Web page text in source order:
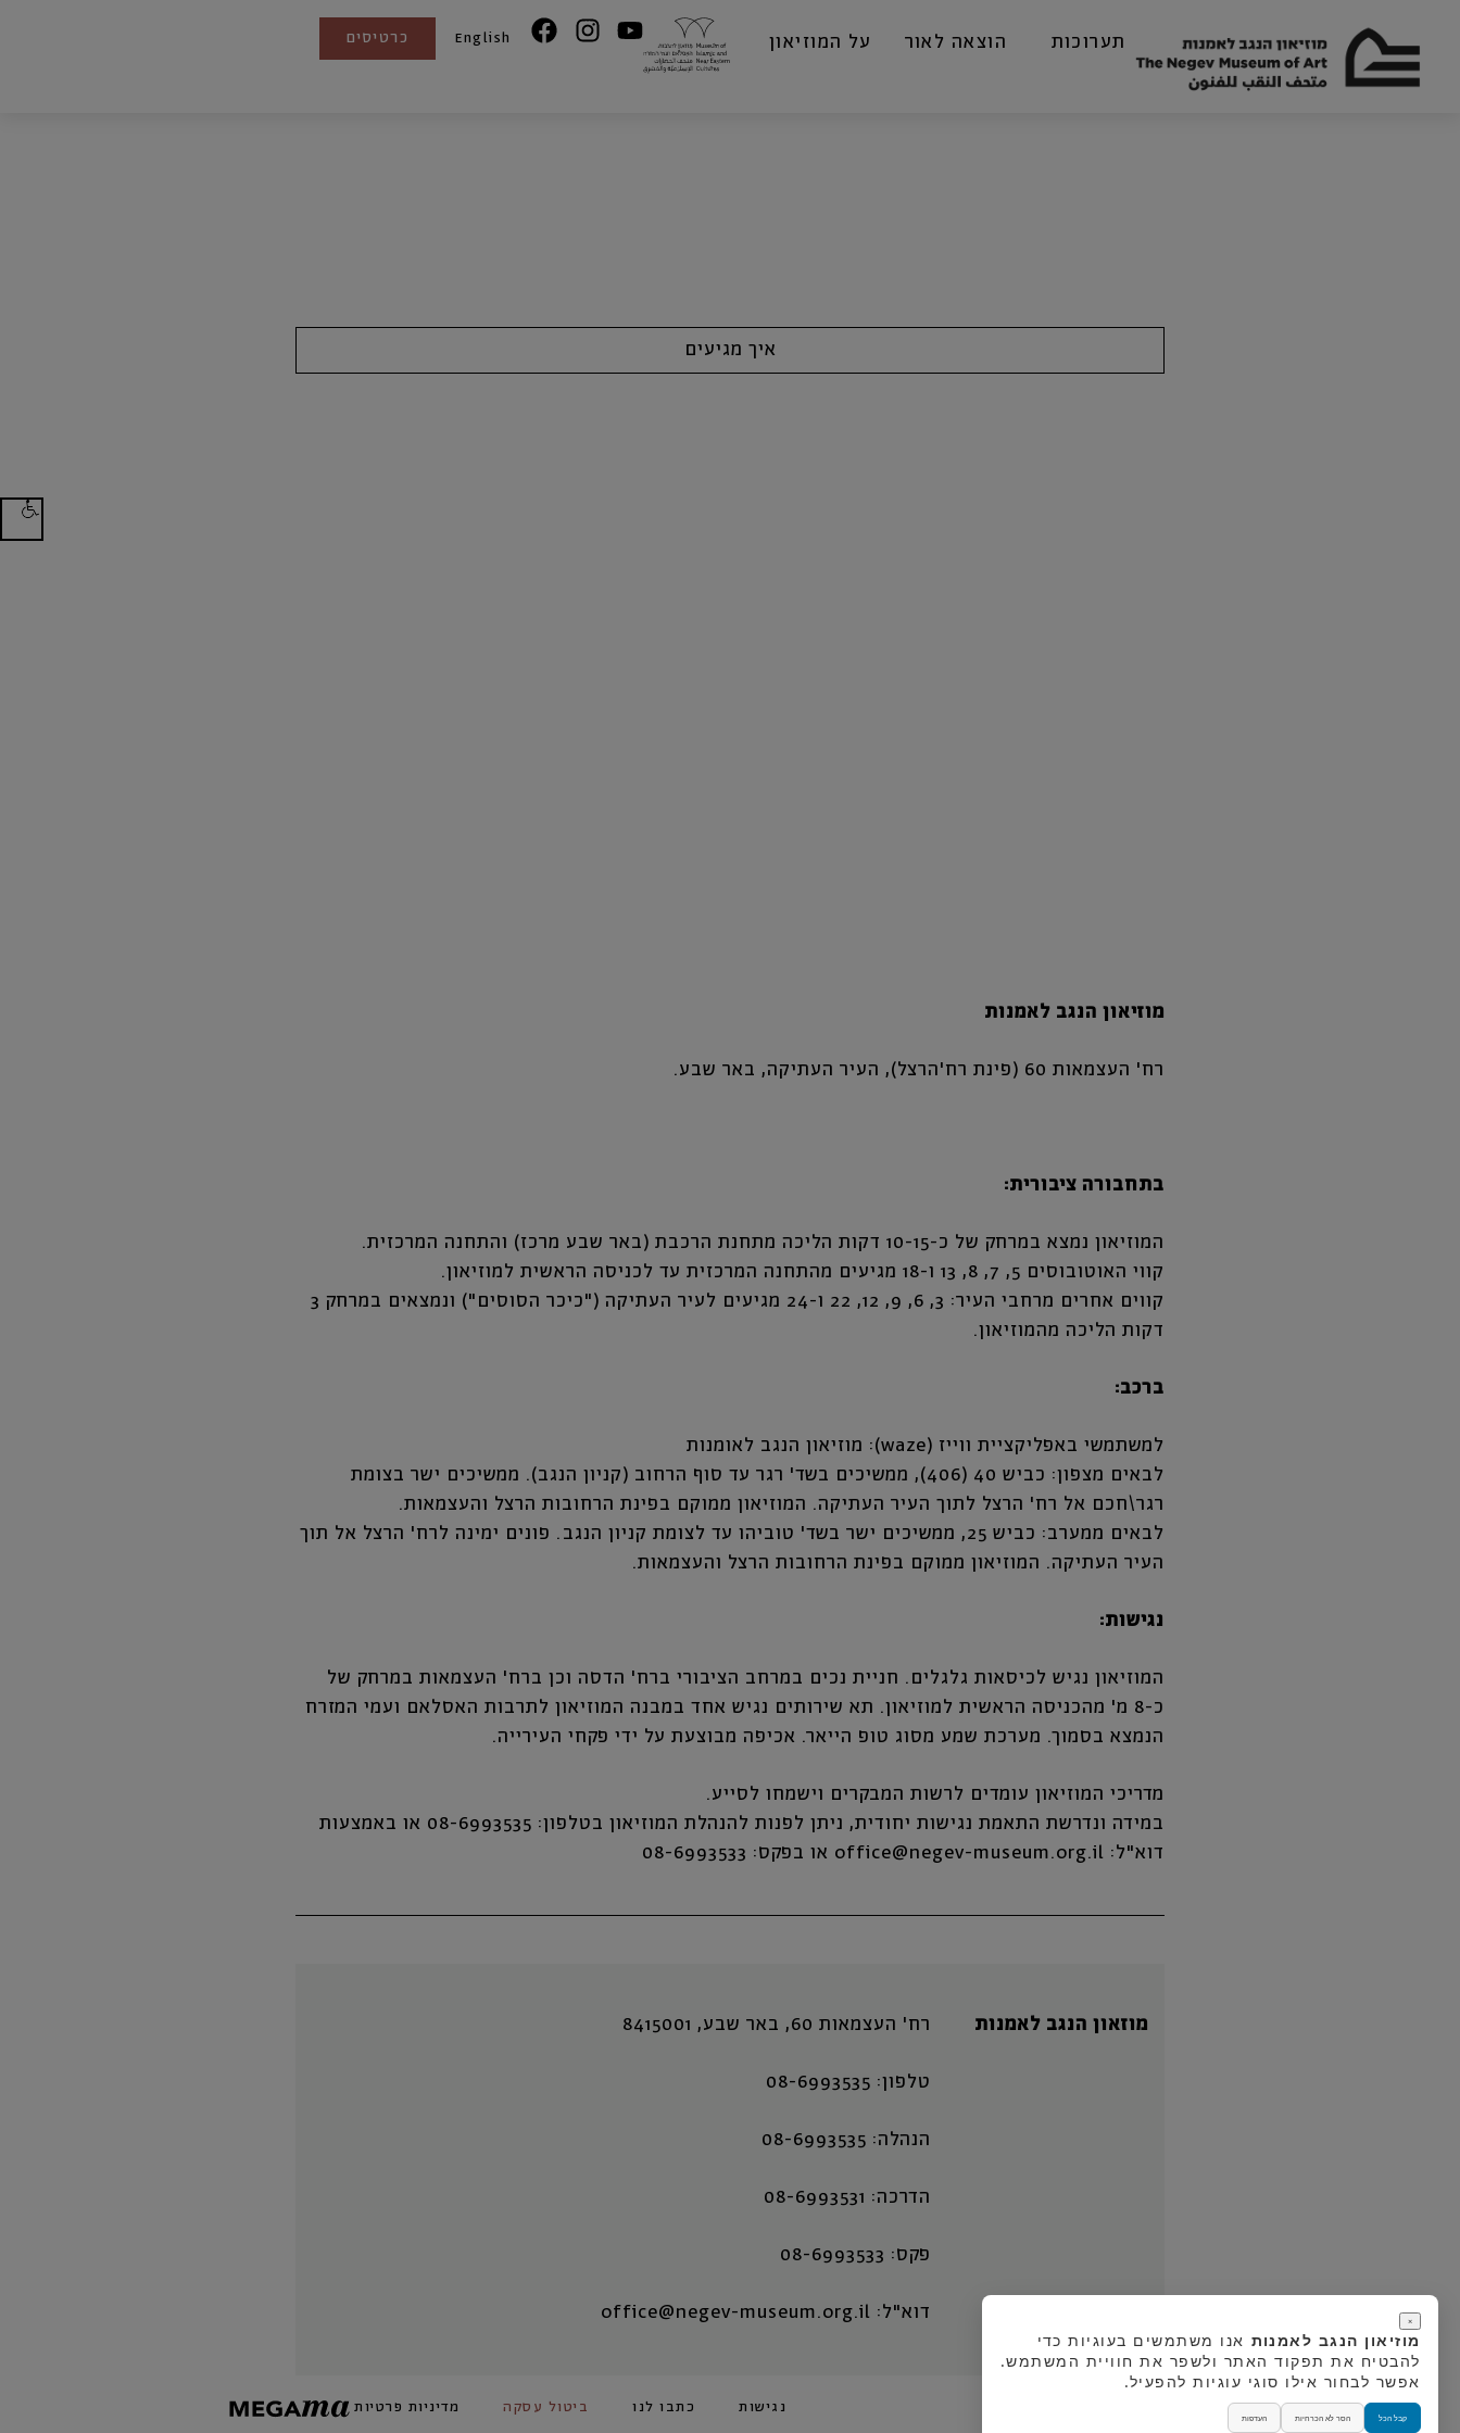
תערוכות הוצאה לאור על המוזיאון English כרטיסים
איך מגיעים
מוזיאון הנגב לאמנות
רח' העצמאות 60 (פינת רח'הרצל), העיר העתיקה, באר שבע.
בתחבורה ציבורית:
המוזיאון נמצא במרחק של כ-10-15 דקות הליכה מתחנת הרכבת (באר שבע מרכז) והתחנה המרכזית.
קווי האוטובוסים 5, 7, 8, 13 ו-18 מגיעים מהתחנה המרכזית עד לכניסה הראשית למוזיאון.
קווים אחרים מרחבי העיר: 3, 6, 9, 12, 22 ו-24 מגיעים לעיר העתיקה ("כיכר הסוסים") ונמצאים במרחק 3
דקות הליכה מהמוזיאון.
ברכב:
למשתמשי באפליקציית ווייז (waze): מוזיאון הנגב לאומנות
לבאים מצפון: כביש 40 (406), ממשיכים בשד' רגר עד סוף הרחוב (קניון הנגב). ממשיכים ישר בצומת
רגר\חכם אל רח' הרצל לתוך העיר העתיקה. המוזיאון ממוקם בפינת הרחובות הרצל והעצמאות.
לבאים ממערב: כביש 25, ממשיכים ישר בשד' טוביהו עד לצומת קניון הנגב. פונים ימינה לרח' הרצל אל תוך
העיר העתיקה. המוזיאון ממוקם בפינת הרחובות הרצל והעצמאות.
נגישות:
המוזיאון נגיש לכיסאות גלגלים. חניית נכים במרחב הציבורי ברח' הדסה וכן ברח' העצמאות במרחק של
כ-8 מ' מהכניסה הראשית למוזיאון. תא שירותים נגיש אחד במבנה המוזיאון לתרבות האסלאם ועמי המזרח
הנמצא בסמוך. מערכת שמע מסוג טופ הייאר. אכיפה מבוצעת על ידי פקחי העירייה.
מדריכי המוזיאון עומדים לרשות המבקרים וישמחו לסייע.
במידה ונדרשת התאמת נגישות יחודית, ניתן לפנות להנהלת המוזיאון בטלפון: 08-6993535 או באמצעות
דוא"ל: office@negev-museum.org.il או בפקס: 08-6993533
מוזאון הנגב לאמנות רח' העצמאות 60, באר שבע, 8415001
טלפון: 08-6993535
הנהלה: 08-6993535
הדרכה: 08-6993531
פקס: 08-6993533
דוא"ל: office@negev-museum.org.il
נגישות כתבו לנו ביטול עסקה מדיניות פרטיות
×
מוזיאון הנגב לאמנות אנו משתמשים בעוגיות כדי
להבטיח את תפקוד האתר ולשפר את חוויית המשתמש.
אפשר לבחור אילו סוגי עוגיות להפעיל.
קבל הכל הסר לא הכרחיות העדפות